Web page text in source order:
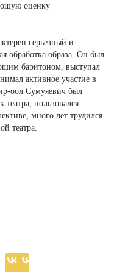
оценку
серьезный и
обработка образа. Он был
баритоном, выступал
активное участие в
оол Сумуяевич был
театра, пользовался
много лет трудился
театра.